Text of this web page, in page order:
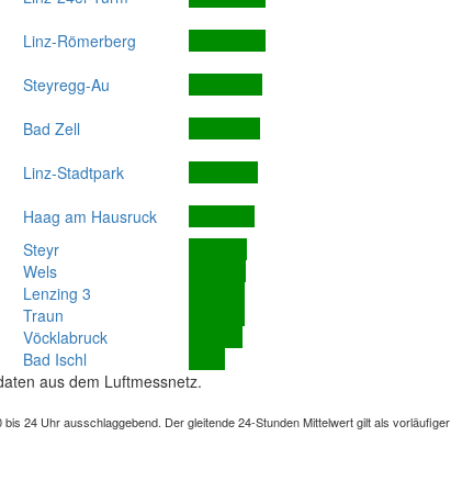
Linz-Römerberg
Steyregg-Au
Bad Zell
Linz-Stadtpark
Haag am Hausruck
Steyr
Wels
Lenzing 3
Traun
Vöcklabruck
Bad Ischl
aus dem Luftmessnetz.
24 Uhr ausschlaggebend. Der gleitende 24-Stunden Mittelwert gilt als